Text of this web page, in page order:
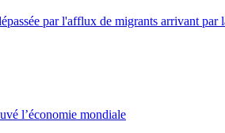
par l'afflux de migrants arrivant par
l’économie mondiale